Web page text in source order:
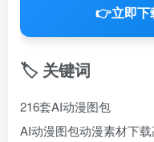
👉立即下
🏷️ 关键词
216套AI动漫图包
AI动漫图包动漫素材下载